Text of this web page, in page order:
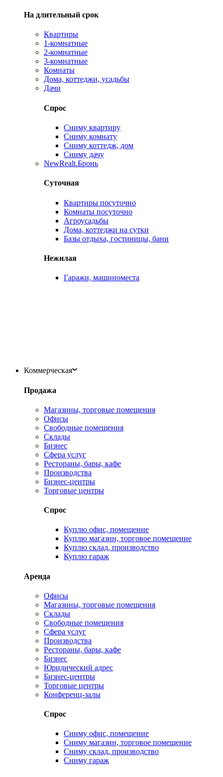
На длительный срок
Квартиры
1-комнатные
2-комнатные
3-комнатные
Комнаты
Дома, коттеджи, усадьбы
Дачи
Спрос
Сниму квартиру
Сниму комнату
Сниму коттедж, дом
Сниму дачу
NewRealt.Бронь
Суточная
Квартиры посуточно
Комнаты посуточно
Агроусадьбы
Дома, коттеджи на сутки
Базы отдыха, гостиницы, бани
Нежилая
Гаражи, машиноместа
Коммерческая
Продажа
Магазины, торговые помещения
Офисы
Свободные помещения
Склады
Бизнес
Сфера услуг
Рестораны, бары, кафе
Производства
Бизнес-центры
Торговые центры
Спрос
Куплю офис, помещение
Куплю магазин, торговое помещение
Куплю склад, производство
Куплю гараж
Аренда
Офисы
Магазины, торговые помещения
Склады
Свободные помещения
Сфера услуг
Производства
Рестораны, бары, кафе
Бизнес
Юридический адрес
Бизнес-центры
Торговые центры
Конференц-залы
Спрос
Сниму офис, помещение
Сниму магазин, торговое помещение
Сниму склад, производство
Сниму гараж